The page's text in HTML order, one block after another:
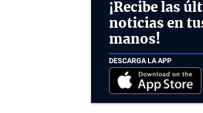
¡Recibe las
noticias en
manos!
DESCARGA LA APP